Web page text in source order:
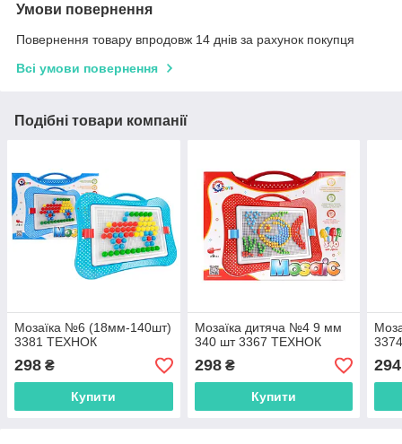
Умови повернення
Повернення товару впродовж 14 днів за рахунок покупця
Всі умови повернення
Подібні товари компанії
Мозаїка №6 (18мм-140шт)
3381 ТЕХНОК
298 ₴
Купити
Мозаїка дитяча №4 9 мм
340 шт 3367 ТЕХНОК
298₴
Купити
294